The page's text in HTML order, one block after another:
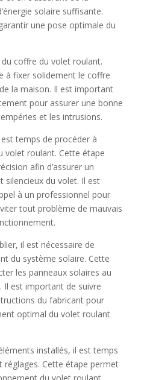
solaire suffisante.
une pose optimale du
coffre du volet roulant.
à fixer solidement le coffre
la maison. Il est important
pour assurer une bonne
et les intrusions.
temps de procéder à
volet roulant. Cette étape
afin d’assurer un
du volet. Il est
à un professionnel pour
tout problème de mauvais
il est nécessaire de
du système solaire. Cette
les panneaux solaires au
est important de suivre
du fabricant pour
optimal du volet roulant
installés, il est temps
réglages. Cette étape permet